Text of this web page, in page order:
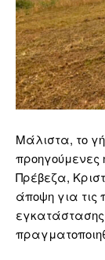
Μάλιστα, το
προηγούμενες
Πρέβεζα,
άποψη για τις